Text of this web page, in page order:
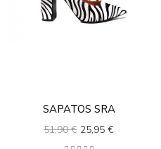
SAPATOS SRA
51,90 € 25,95 €